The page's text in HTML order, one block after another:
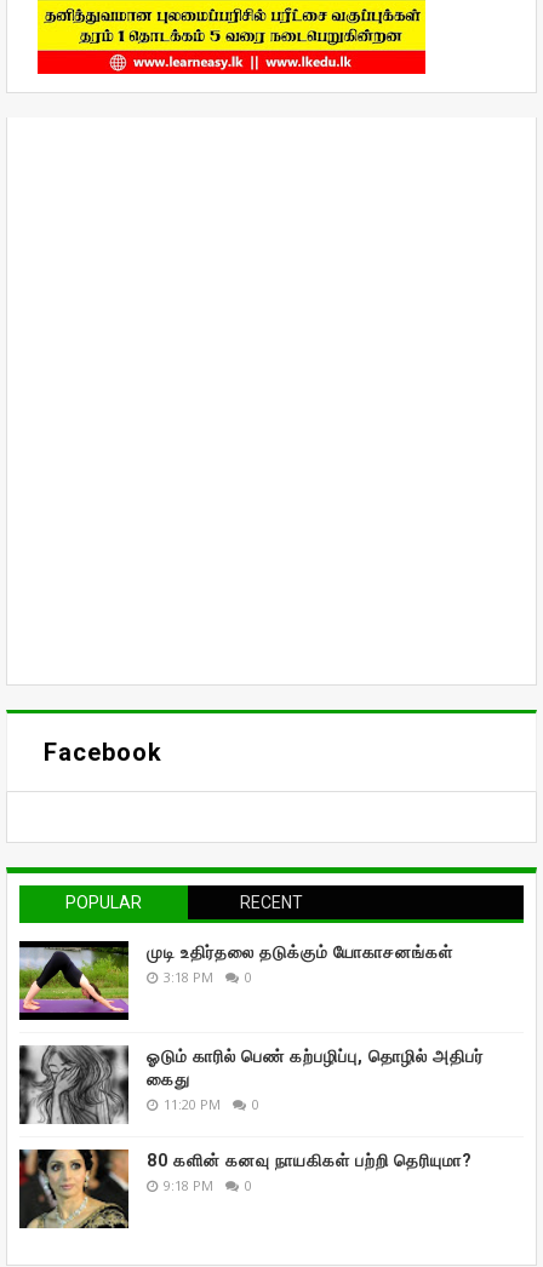
Facebook
POPULAR RECENT
முடி உதிர்தலை தடுக்கும் யோகாசனங்கள்
3:18 PM 0
ஓடும் காரில் பெண் கற்பழிப்பு, தொழில் அதிபர்
கைது
11:20 PM 0
80 களின் கனவு நாயகிகள் பற்றி தெரியுமா?
9:18 PM 0